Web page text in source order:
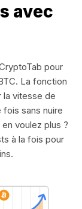
avec
pour
La fonction
vitesse de
sans nuire
voulez plus ?
à la fois pour